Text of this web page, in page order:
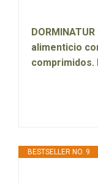
alimenticio
comprimidos.
BESTSELLER NO. 9